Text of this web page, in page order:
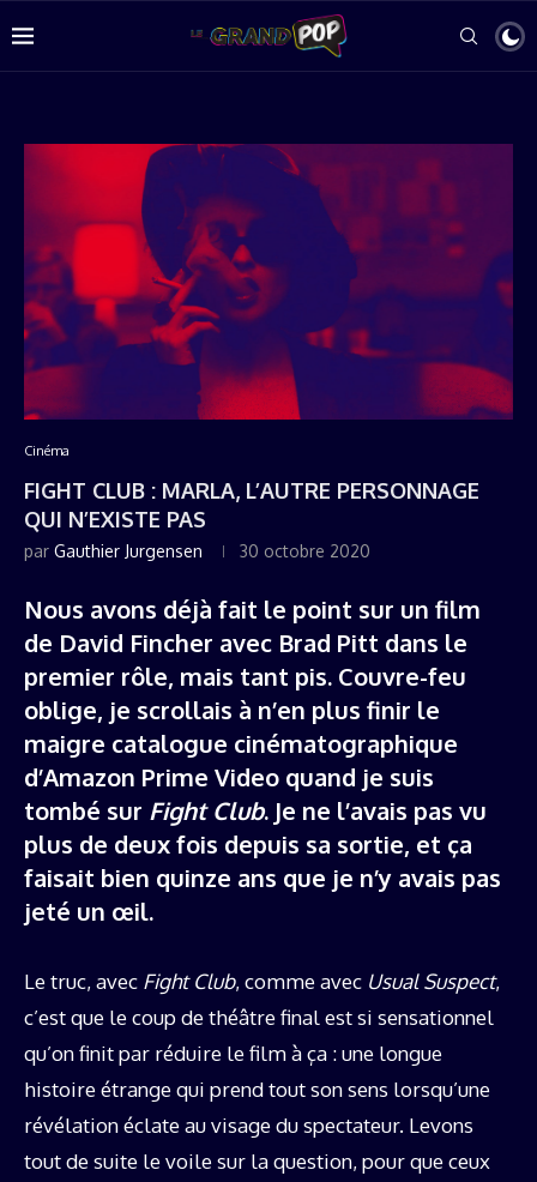
Cinéma
FIGHT CLUB : MARLA, L’AUTRE PERSONNAGE
QUI N’EXISTE PAS
par Gauthier Jurgensen 30 octobre 2020
Nous avons déjà fait le point sur un film
de David Fincher avec Brad Pitt dans le
premier rôle, mais tant pis. Couvre-feu
oblige, je scrollais à n’en plus finir le
maigre catalogue cinématographique
d’Amazon Prime Video quand je suis
tombé sur Fight Club. Je ne l’avais pas vu
plus de deux fois depuis sa sortie, et ça
faisait bien quinze ans que je n’y avais pas
jeté un œil.
Le truc, avec Fight Club, comme avec Usual Suspect,
c’est que le coup de théâtre final est si sensationnel
qu’on finit par réduire le film à ça : une longue
histoire étrange qui prend tout son sens lorsqu’une
révélation éclate au visage du spectateur. Levons
tout de suite le voile sur la question, pour que ceux